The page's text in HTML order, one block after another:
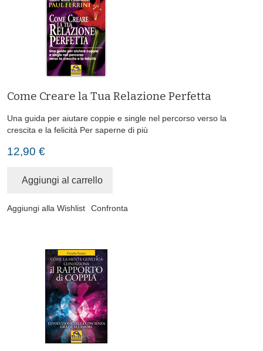
Come Creare la Tua Relazione Perfetta
Una guida per aiutare coppie e single nel percorso verso la
crescita e la felicità Per saperne di più
12,90 €
Aggiungi al carrello
Aggiungi alla Wishlist Confronta